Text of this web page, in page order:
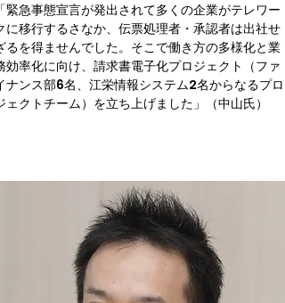
緊急事態宣言が発出されて多くの企業がテレワー
に移行するさなか、伝票処理者・承認者は出社せ
るを得ませんでした。そこで働き方の多様化と業
効率化に向け、請求書電子化プロジェクト（ファ
ナンス部6名、江栄情報システム2名からなるプロ
ェクトチーム）を立ち上げました」（中山氏）